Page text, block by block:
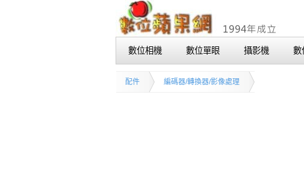
數位相機 數位單眼 攝影機 數
配件 編碼器/轉換器/影像處理